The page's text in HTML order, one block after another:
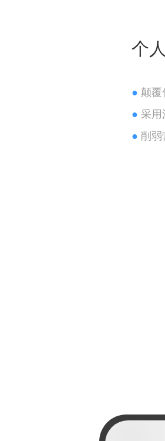
个
● 颠覆
● 采用
● 削弱